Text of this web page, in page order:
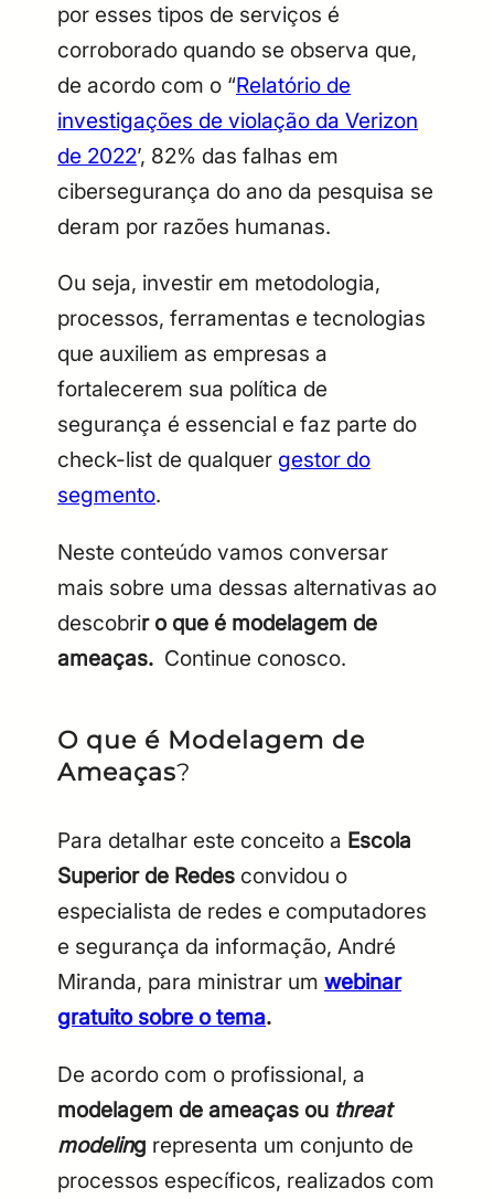
por esses tipos de serviços é
corroborado quando se observa que,
de acordo com o “Relatório de
investigações de violação da Verizon
de 2022’, 82% das falhas em
cibersegurança do ano da pesquisa se
deram por razões humanas.
Ou seja, investir em metodologia,
processos, ferramentas e tecnologias
que auxiliem as empresas a
fortalecerem sua política de
segurança é essencial e faz parte do
check-list de qualquer gestor do
segmento.
Neste conteúdo vamos conversar
mais sobre uma dessas alternativas ao
descobrir o que é modelagem de
ameaças. Continue conosco.
O que é Modelagem de
Ameaças?
Para detalhar este conceito a Escola
Superior de Redes convidou o
especialista de redes e computadores
e segurança da informação, André
Miranda, para ministrar um webinar
gratuito sobre o tema.
De acordo com o profissional, a
modelagem de ameaças ou threat
modeling representa um conjunto de
processos específicos, realizados com